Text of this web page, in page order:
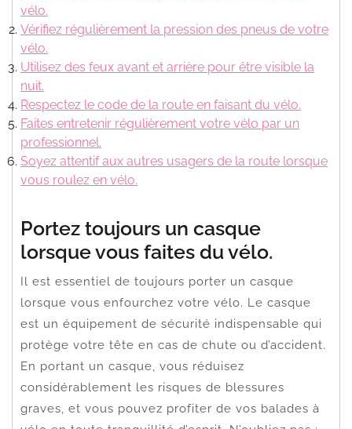
vélo.
Vérifiez régulièrement la pression des pneus de votre
vélo.
Utilisez des feux avant et arrière pour être visible la
nuit.
Respectez le code de la route en faisant du vélo.
Faites entretenir régulièrement votre vélo par un
professionnel.
Soyez attentif aux autres usagers de la route lorsque
vous roulez en vélo.
Portez toujours un casque
lorsque vous faites du vélo.
Il est essentiel de toujours porter un casque
lorsque vous enfourchez votre vélo. Le casque
est un équipement de sécurité indispensable qui
protège votre tête en cas de chute ou d’accident.
En portant un casque, vous réduisez
considérablement les risques de blessures
graves, et vous pouvez profiter de vos balades à